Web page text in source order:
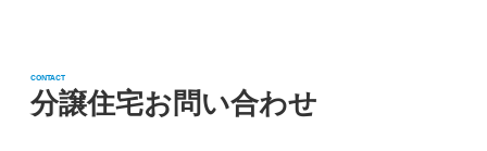
分譲住宅お問い合わせ
CONTACT